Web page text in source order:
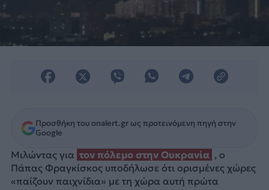
Προσθήκη του onalert.gr ως προτεινόμενη πηγή στην
Google
Μιλώντας για τον πόλεμο στην Ουκρανία , ο
Πάπας Φραγκίσκος υποδήλωσε ότι ορισμένες χώρες
«παίζουν παιχνίδια» με τη χώρα αυτή πρώτα